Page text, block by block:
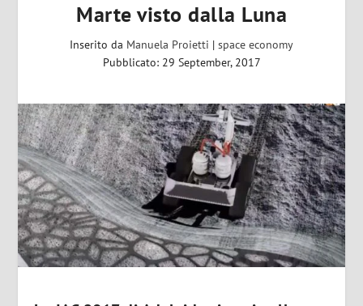
Marte visto dalla Luna
Inserito da Manuela Proietti | space economy
Pubblicato: 29 September, 2017